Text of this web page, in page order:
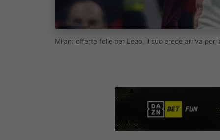
Milan: offerta folle per Leao, il suo erede arriva per